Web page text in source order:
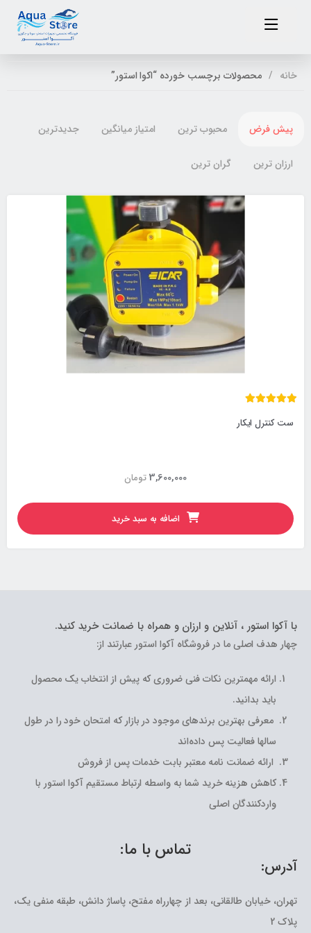
خانه محصولات برچسب خورده “اکوا استور”
پیش فرض محبوب ترین امتیاز میانگین جدیدترین
ارزان ترین گران ترین
ست کنترل ایکار
تومان3,600,000
اضافه به سبد خرید
با آکوا استور ، آنلاین و ارزان و همراه با ضمانت خرید کنید.
چهار هدف اصلی ما در فروشگاه آکوا استور عبارتند از:
ارائه مهمترین نکات فنی ضروری که پیش از انتخاب یک محصول
باید بدانید.
معرفی بهترین برندهای موجود در بازار که امتحان خود را در طول
سالها فعالیت پس داده‌اند
ارائه ضمانت نامه معتبر بابت خدمات پس از فروش
کاهش هزینه خرید شما به واسطه ارتباط مستقیم آکوا استور با
واردکنندگان اصلی
تماس با ما:
آدرس:
تهران، خیابان طالقانی، بعد از چهارراه مفتح، پاساژ دانش، طبقه منفی یک،
پلاک 2